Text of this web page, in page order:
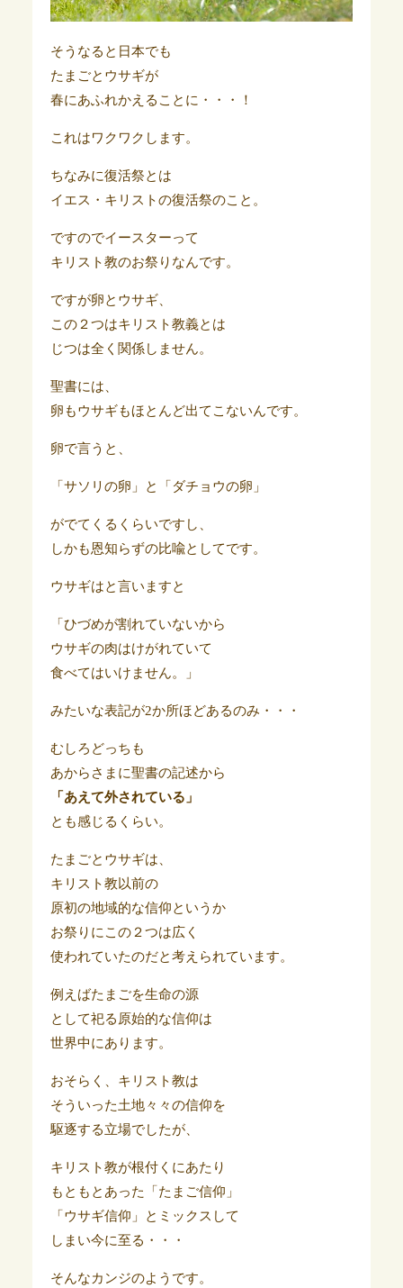
そうなると日本でも
たまごとウサギが
春にあふれかえることに・・・！
これはワクワクします。
ちなみに復活祭とは
イエス・キリストの復活祭のこと。
ですのでイースターって
キリスト教のお祭りなんです。
ですが卵とウサギ、
この２つはキリスト教義とは
じつは全く関係しません。
聖書には、
卵もウサギもほとんど出てこないんです。
卵で言うと、
「サソリの卵」と「ダチョウの卵」
がでてくるくらいですし、
しかも恩知らずの比喩としてです。
ウサギはと言いますと
「ひづめが割れていないから
ウサギの肉はけがれていて
食べてはいけません。」
みたいな表記が2か所ほどあるのみ・・・
むしろどっちも
あからさまに聖書の記述から
「あえて外されている」
とも感じるくらい。
たまごとウサギは、
キリスト教以前の
原初の地域的な信仰というか
お祭りにこの２つは広く
使われていたのだと考えられています。
例えばたまごを生命の源
として祀る原始的な信仰は
世界中にあります。
おそらく、キリスト教は
そういった土地々々の信仰を
駆逐する立場でしたが、
キリスト教が根付くにあたり
もともとあった「たまご信仰」
「ウサギ信仰」とミックスして
しまい今に至る・・・
そんなカンジのようです。